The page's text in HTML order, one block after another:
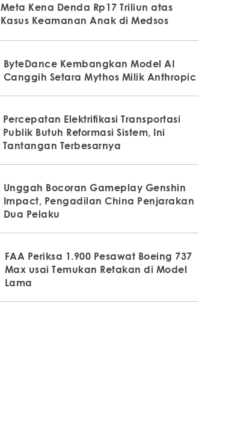
Meta Kena Denda Rp17 Triliun atas
Kasus Keamanan Anak di Medsos
ByteDance Kembangkan Model AI
Canggih Setara Mythos Milik Anthropic
Percepatan Elektrifikasi Transportasi
Publik Butuh Reformasi Sistem, Ini
Tantangan Terbesarnya
Unggah Bocoran Gameplay Genshin
Impact, Pengadilan China Penjarakan
Dua Pelaku
FAA Periksa 1.900 Pesawat Boeing 737
Max usai Temukan Retakan di Model
Lama